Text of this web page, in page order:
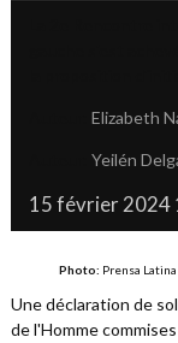
Elizabeth
Yeilén
15 février 2024
Photo: Prensa Latina
Une déclaration de
de l'Homme